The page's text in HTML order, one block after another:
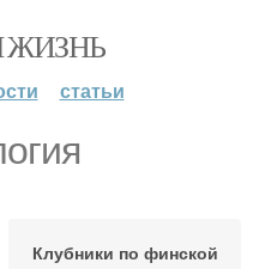
ЖИЗНЬ
статьи
Клубники по финской